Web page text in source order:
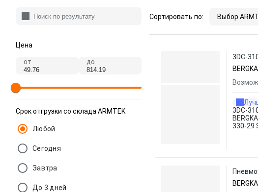
Цена
от до
Срок отгрузки со склада ARMTEK
Любой
Сегодня
Завтра
До 3 дней
Сортировать по: Выбор
3DC-
3DC-
330-29